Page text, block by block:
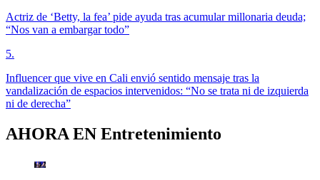
Actriz de ‘Betty, la fea’ pide ayuda tras acumular millonaria deuda;
“Nos van a embargar todo”
5.
Influencer que vive en Cali envió sentido mensaje tras la
vandalización de espacios intervenidos: “No se trata ni de izquierda
ni de derecha”
AHORA EN Entretenimiento